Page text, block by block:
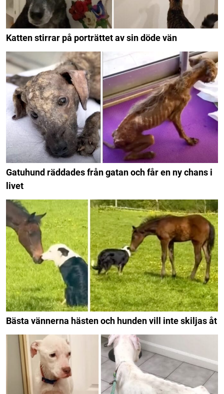
Katten stirrar på porträttet av sin döde vän
Gatuhund räddades från gatan och får en ny chans i
livet
Bästa vännerna hästen och hunden vill inte skiljas åt